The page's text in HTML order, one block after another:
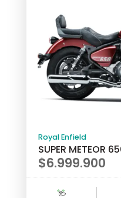
Royal Enfield
SUPER METEOR
$6.999.900